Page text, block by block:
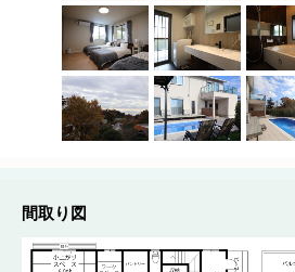
間取り図